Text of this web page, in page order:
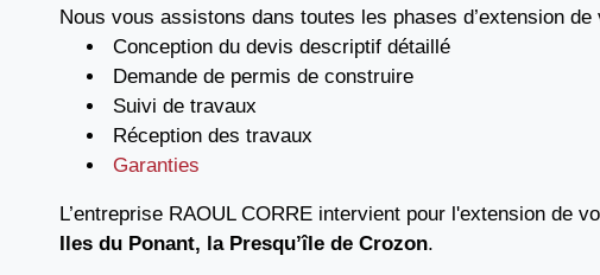
Nous vous assistons dans toutes les phases d’extension
Conception du devis descriptif détaillé
Demande de permis de construire
Suivi de travaux
Réception des travaux
Garanties
L’entreprise RAOUL CORRE intervient pour l'extension de
Iles du Ponant, la Presqu’île de Crozon.